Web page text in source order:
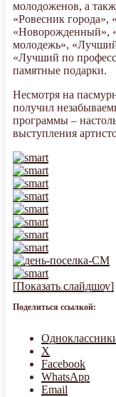
молодоженов, а
«Ровесник города»,
«Новорожденный»,
молодежь»,
«Лучший по
памятные подарки.
Несмотря на
получил
программы –
выступления
[Показать слайдшоу]
Поделиться ссылкой:
X
Facebook
WhatsApp
Email